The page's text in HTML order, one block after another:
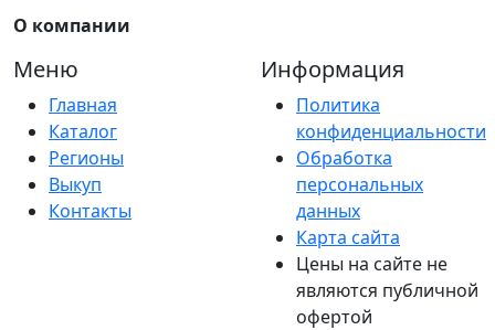
О компании
Меню
Главная
Каталог
Регионы
Выкуп
Контакты
Информация
Политика
конфиденциальности
Обработка
персональных
данных
Карта сайта
Цены на сайте не
являются публичной
офертой